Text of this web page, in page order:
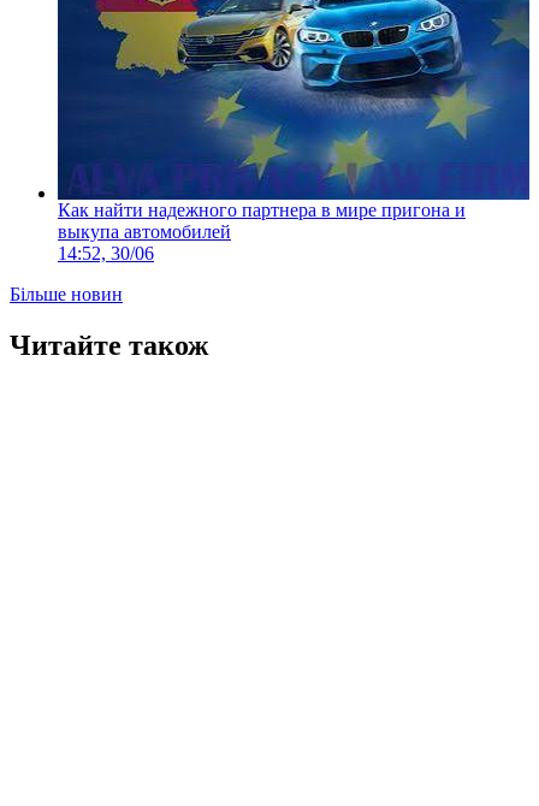
Как найти надежного партнера в мире пригона и
выкупа автомобилей
14:52, 30/06
Більше новин
Читайте також